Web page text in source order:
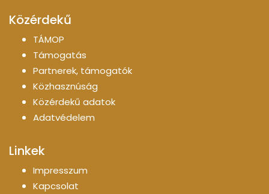
Közérdekű
TÁMOP
Támogatás
Partnerek, támogatók
Közhasznúság
Közérdekű adatok
Adatvédelem
Linkek
Impresszum
Kapcsolat